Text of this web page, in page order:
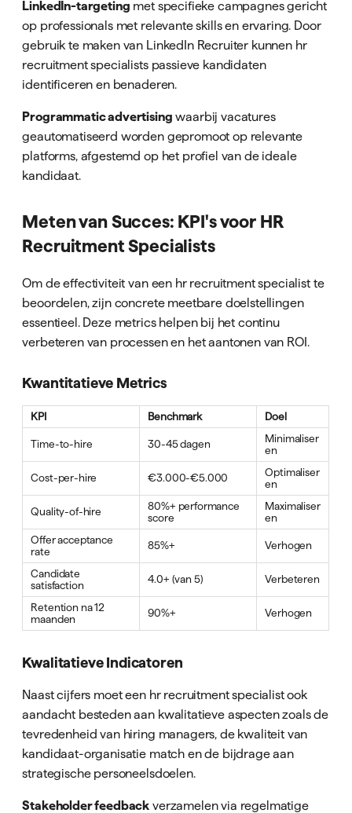
LinkedIn-targeting met specifieke campagnes gericht
op professionals met relevante skills en ervaring. Door
gebruik te maken van LinkedIn Recruiter kunnen hr
recruitment specialists passieve kandidaten
identificeren en benaderen.
Programmatic advertising waarbij vacatures
geautomatiseerd worden gepromoot op relevante
platforms, afgestemd op het profiel van de ideale
kandidaat.
Meten van Succes: KPI's voor HR
Recruitment Specialists
Om de effectiviteit van een hr recruitment specialist te
beoordelen, zijn concrete meetbare doelstellingen
essentieel. Deze metrics helpen bij het continu
verbeteren van processen en het aantonen van ROI.
Kwantitatieve Metrics
KPI Benchmark Doel
Time-to-hire 30-45 dagen
Minimaliser
en
Cost-per-hire €3.000-€5.000
Optimaliser
en
Quality-of-hire
80%+ performance
score
Maximaliser
en
Offer acceptance
rate
85%+ Verhogen
Candidate
satisfaction
4.0+ (van 5) Verbeteren
Retention na 12
maanden
90%+ Verhogen
Kwalitatieve Indicatoren
Naast cijfers moet een hr recruitment specialist ook
aandacht besteden aan kwalitatieve aspecten zoals de
tevredenheid van hiring managers, de kwaliteit van
kandidaat-organisatie match en de bijdrage aan
strategische personeelsdoelen.
Stakeholder feedback verzamelen via regelmatige